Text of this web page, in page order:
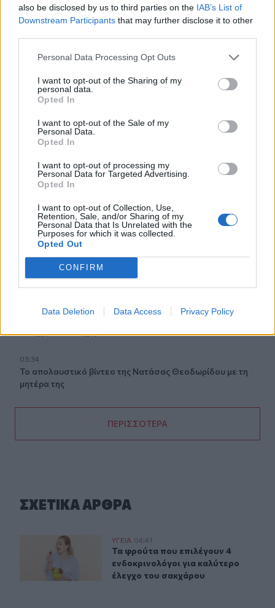
also be disclosed by us to third parties on the IAB’s List of
Downstream Participants that may further disclose it to other
Personal Data Processing Opt Outs
I want to opt-out of the Sharing of my
personal data.
Opted In
I want to opt-out of the Sale of my
Personal Data.
Opted In
I want to opt-out of processing my
Personal Data for Targeted Advertising.
Opted In
I want to opt-out of Collection, Use,
Retention, Sale, and/or Sharing of my
Personal Data that Is Unrelated with the
Purposes for which it was collected.
Opted Out
CONFIRM
Data Deletion Data Access Privacy Policy
07:25
υπογραφές για τα Συστήματα Αεροναυτιλίας
Ταϋλάνδη: Μαθητής άνοιξε πυρ μέσα σε σχολείο –
Αναφορές για νεκρούς
07:03
Υπόθεση Marfin: Ενώπιον της Δικαιοσύνης σήμερα η
46χρονη κατηγορούμενη για τη φονική επίθεση
06:57
Υψηλός και σήμερα ο κίνδυνος πυρκαγιάς στην Κρήτη
ΕΝΦΙΑ: Τα λάθη στις μεταβιβάσεις που φέρνουν
τσουχτερά πρόστιμα έως 1.000 ευρώ
Τα φρούτα που επιλέγουν 4 ενδοκρινολόγοι για καλύτερο
03:34
Το απολαυστικό βίντεο της Νατάσας Θεοδωρίδου με τη
μητέρα της
ΠΕΡΙΣΣΟΤΕΡΑ
ΣΧΕΤΙΚA AΡΘΡΑ
Τα φρούτα που επιλέγουν 4 ενδοκρινολόγοι για
ΥΓΕΙΑ 04:41
Τα φρούτα που επιλέγουν 4
Τα φρούτα που επιλέγουν 4
ενδοκρινολόγοι για καλύτερο
έλεγχο του σακχάρου